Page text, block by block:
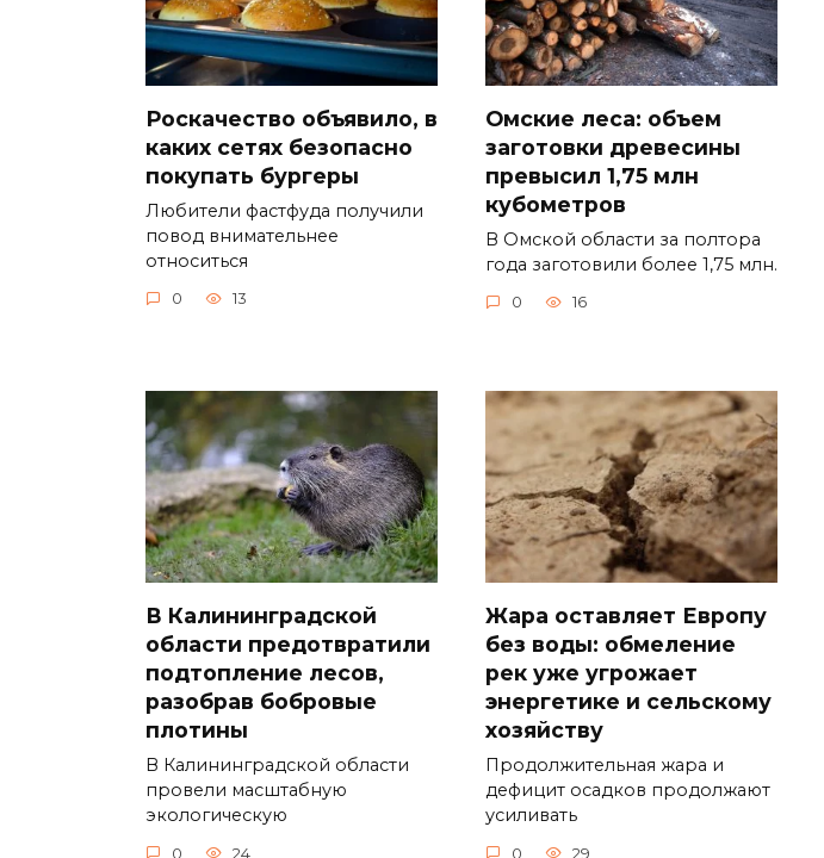
Роскачество объявило, в
каких сетях безопасно
покупать бургеры
Любители фастфуда получили
повод внимательнее
относиться
0 13
Омские леса: объем
заготовки древесины
превысил 1,75 млн
кубометров
В Омской области за полтора
года заготовили более 1,75 млн.
0 16
В Калининградской
области предотвратили
подтопление лесов,
разобрав бобровые
плотины
В Калининградской области
провели масштабную
экологическую
0 24
Жара оставляет Европу
без воды: обмеление
рек уже угрожает
энергетике и сельскому
хозяйству
Продолжительная жара и
дефицит осадков продолжают
усиливать
0 29